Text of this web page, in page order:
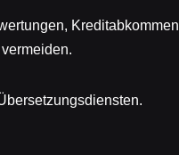
Kreditabkommen